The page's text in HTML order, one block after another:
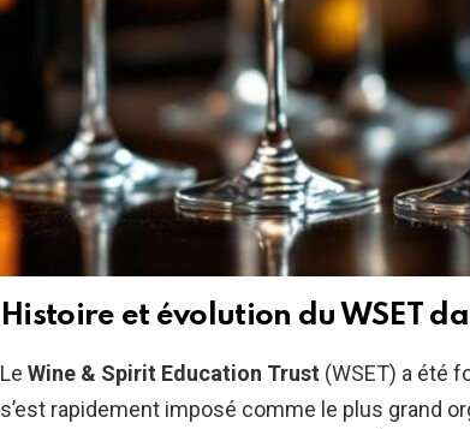
Histoire et évolution du WSET
Le Wine & Spirit Education Trust (WSET) a été
s’est rapidement imposé comme le plus grand